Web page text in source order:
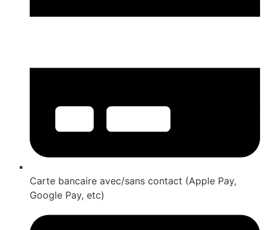
Carte bancaire avec/sans contact (Apple Pay,
Google Pay, etc)